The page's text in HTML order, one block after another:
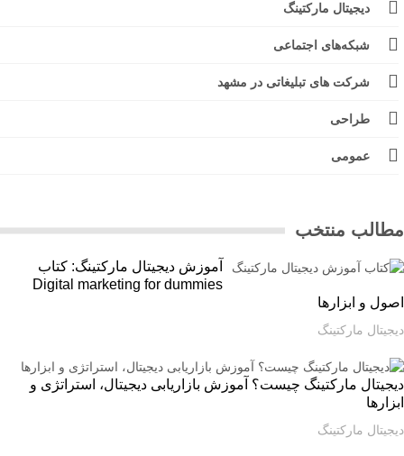
دیجیتال مارکتینگ
شبکه‌های اجتماعی
شرکت های تبلیغاتی در مشهد
طراحی
عمومی
منتخب
آموزش دیجیتال مارکتینگ: کتاب
Digital marketing for dummies
و ابزارها
مارکتینگ
مارکتینگ چیست؟ آموزش بازاریابی دیجیتال، استراتژی و
مارکتینگ